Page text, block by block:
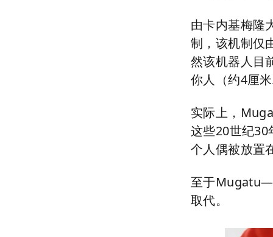
由卡内基梅隆
制，该机制仅
然该机器人目
你人（约4厘米
实际上，
这些20世纪30
个人偶被放置
至于Mugatu
取代。